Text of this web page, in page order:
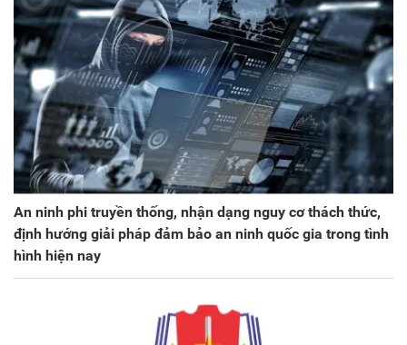
An ninh phi truyền thống, nhận dạng nguy cơ thách thức,
định hướng giải pháp đảm bảo an ninh quốc gia trong tình
hình hiện nay